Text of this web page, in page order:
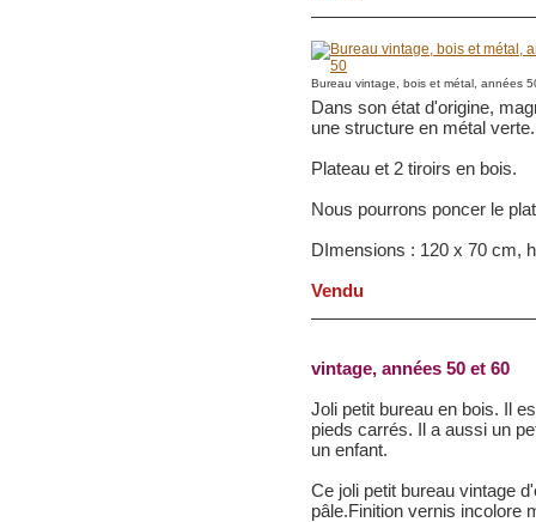
Bureau vintage, bois et métal, années
Dans son état d'origine,
une structure en métal verte.
Plateau et 2 tiroirs en bois.
Nous pourrons poncer le
DImensions : 120 x 70 cm,
Vendu
vintage, années 50 et 60
Joli petit bureau en bois. Il
pieds carrés. Il a aussi un
un enfant.
Ce joli petit bureau vintage
pâle.Finition vernis incolore